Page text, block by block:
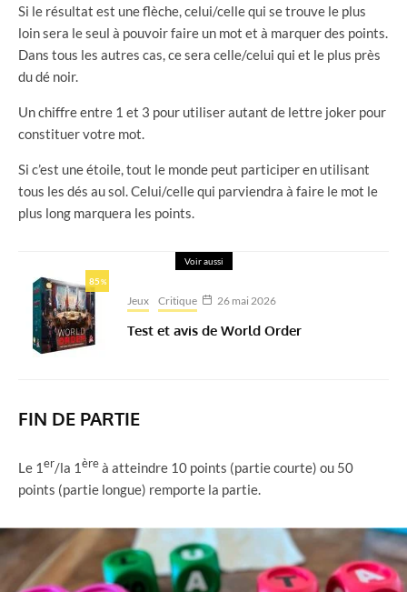
Si le résultat est une flèche, celui/celle qui se trouve le plus
loin sera le seul à pouvoir faire un mot et à marquer des points.
Dans tous les autres cas, ce sera celle/celui qui et le plus près
du dé noir.
Un chiffre entre 1 et 3 pour utiliser autant de lettre joker pour
constituer votre mot.
Si c’est une étoile, tout le monde peut participer en utilisant
tous les dés au sol. Celui/celle qui parviendra à faire le mot le
plus long marquera les points.
Voir aussi
85%
Jeux Critique 26 mai 2026
Test et avis de World Order
FIN DE PARTIE
Le 1 er/la 1 ère à atteindre 10 points (partie courte) ou 50
points (partie longue) remporte la partie.